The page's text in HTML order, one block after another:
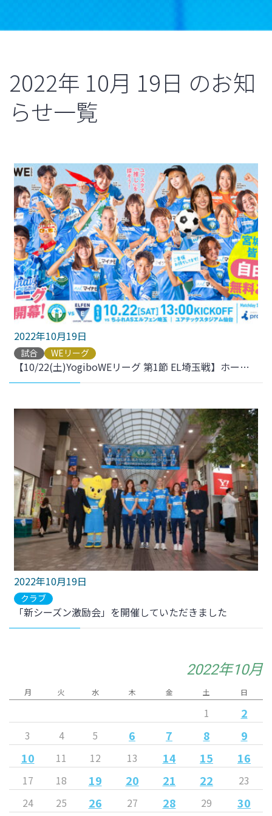
2022年 10月 19日 のお知
らせ一覧
2022年10月19日
試合 WEリーグ
【10/22(土)YogiboWEリーグ 第1節 EL埼玉戦】ホームゲームのご案内
2022年10月19日
クラブ
「新シーズン激励会」を開催していただきました
2022年10月
月 火 水 木 金 土 日
1 2
3 4 5 6 7 8
9
10
11 12 13 14 15 16
17 18 19 20 21 22
23
24
25 26 27 28 29 30